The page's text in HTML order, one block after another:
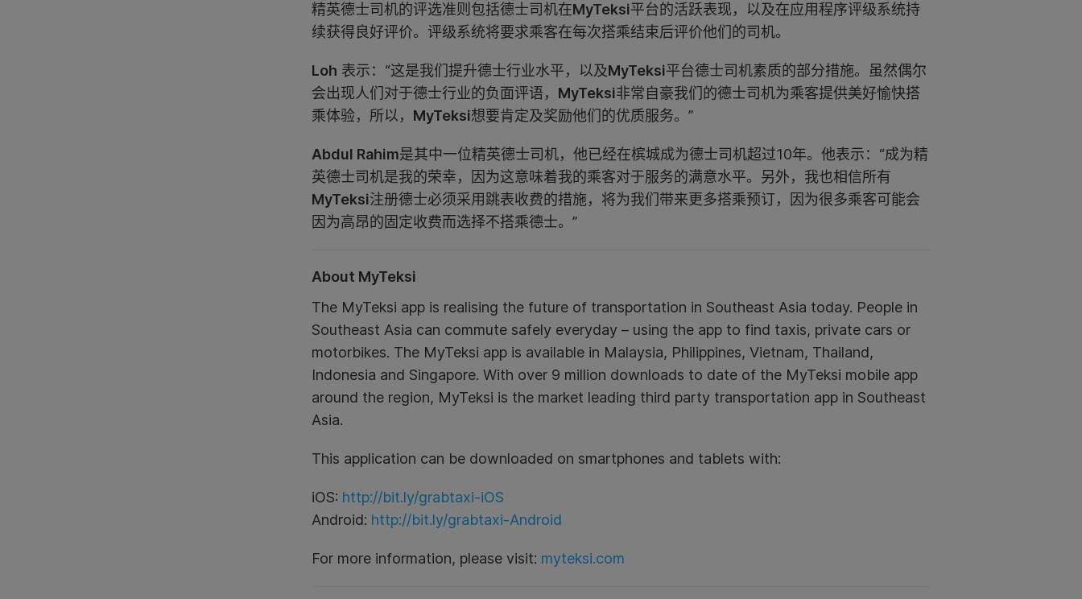
精英德士司机的评选准则包括德士司机在MyTeksi平台的活跃表现，以及在应用程序评级系统持
续获得良好评价。评级系统将要求乘客在每次搭乘结束后评价他们的司机。
Loh 表示：“这是我们提升德士行业水平，以及MyTeksi平台德士司机素质的部分措施。虽然偶尔
会出现人们对于德士行业的负面评语， MyTeksi非常自豪我们的德士司机为乘客提供美好愉快搭
乘体验，所以， MyTeksi想要肯定及奖励他们的优质服务。”
Abdul Rahim是其中一位精英德士司机，他已经在槟城成为德士司机超过10年。他表示：“成为精
英德士司机是我的荣幸，因为这意味着我的乘客对于服务的满意水平。另外，我也相信所有
MyTeksi注册德士必须采用跳表收费的措施，将为我们带来更多搭乘预订，因为很多乘客可能会
因为高昂的固定收费而选择不搭乘德士。”
About MyTeksi
The MyTeksi app is realising the future of transportation in Southeast Asia today. People in
Southeast Asia can commute safely everyday – using the app to find taxis, private cars or
motorbikes. The MyTeksi app is available in Malaysia, Philippines, Vietnam, Thailand,
Indonesia and Singapore. With over 9 million downloads to date of the MyTeksi mobile app
around the region, MyTeksi is the market leading third party transportation app in Southeast
Asia.
This application can be downloaded on smartphones and tablets with:
iOS: http://bit.ly/grabtaxi-iOS
Android: http://bit.ly/grabtaxi-Android
For more information, please visit: myteksi.com